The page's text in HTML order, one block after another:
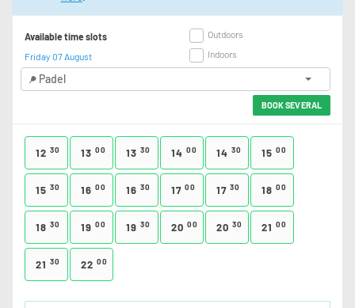
Available time slots
Friday 07 August
Outdoors
Indoors
Padel
BOOK SEVERAL
12 30 13 00 13 30 14 00 14 30 15 00
15 30 16 00 16 30 17 00 17 30 18 00
18 30 19 00 19 30 20 00 20 30 21 00
21 30 22 00